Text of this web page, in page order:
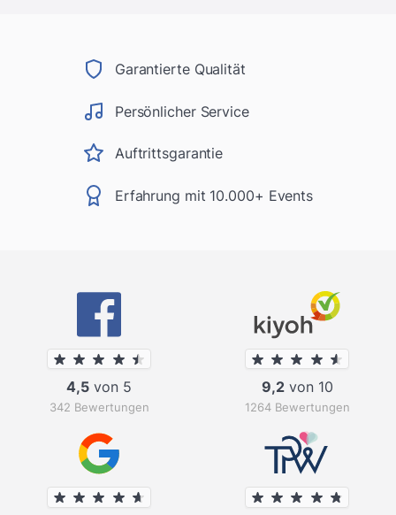
Garantierte Qualität
Persönlicher Service
Auftrittsgarantie
Erfahrung mit 10.000+ Events
4,5 von 5
342 Bewertungen
9,2von 10
1264 Bewertungen